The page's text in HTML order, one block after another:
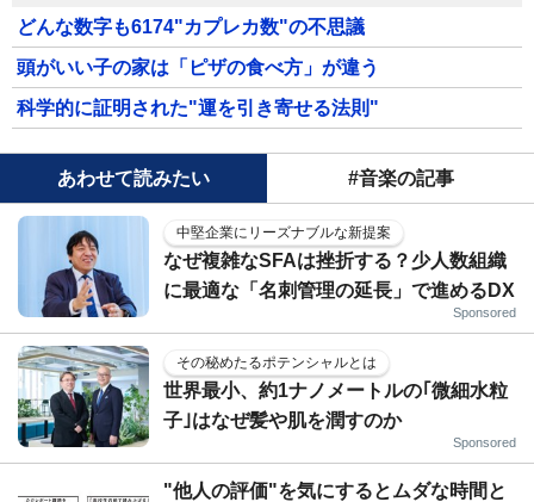
どんな数字も6174"カプレカ数"の不思議
頭がいい子の家は「ピザの食べ方」が違う
科学的に証明された"運を引き寄せる法則"
あわせて読みたい #音楽の記事
中堅企業にリーズナブルな新提案
なぜ複雑なSFAは挫折する？少人数組織
に最適な「名刺管理の延長」で進めるDX
Sponsored
その秘めたるポテンシャルとは
世界最小、約1ナノメートルの｢微細水粒
子｣はなぜ髪や肌を潤すのか
Sponsored
"他人の評価"を気にするとムダな時間と